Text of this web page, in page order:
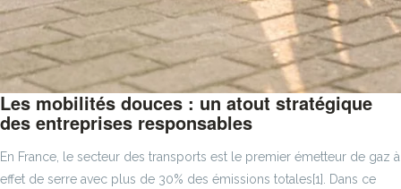
Les mobilités douces : un atout stratégique
des entreprises responsables
En France, le secteur des transports est le premier émetteur de gaz à
effet de serre avec plus de 30% des émissions totales[1]. Dans ce